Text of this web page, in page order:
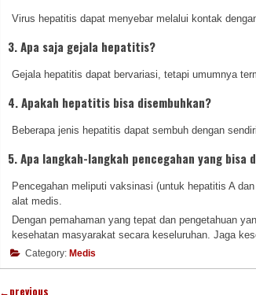
Virus hepatitis dapat menyebar melalui kontak
3. Apa saja gejala hepatitis?
Gejala hepatitis dapat bervariasi, tetapi umumnya
4. Apakah hepatitis bisa disembuhkan?
Beberapa jenis hepatitis dapat sembuh dengan
5. Apa langkah-langkah pencegahan yang bisa
Pencegahan meliputi vaksinasi (untuk hepatitis A
alat medis.
Dengan pemahaman yang tepat dan pengetahuan
kesehatan masyarakat secara keseluruhan. Jaga
Category: Medis
←previous